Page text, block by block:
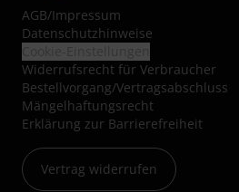
AGB/Impressum
Datenschutzhinweise
Widerrufsrecht für Verbraucher
Bestellvorgang/Vertragsabschluss
Mängelhaftungsrecht
Erklärung zur Barrierefreiheit
Vertrag widerrufen